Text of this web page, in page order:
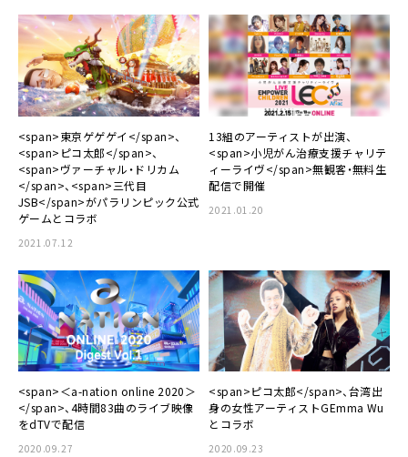
<span>東京ゲゲゲイ</span>、
<span>ピコ太郎</span>、
<span>ヴァーチャル・ドリカム
</span>、<span>三代目
JSB</span>がパラリンピック公式
ゲームとコラボ
2021.07.12
13組のアーティストが出演、
<span>小児がん治療支援チャリテ
ィーライヴ</span>無観客・無料生
配信で開催
2021.01.20
<span>＜a-nation online 2020＞
</span>、4時間83曲のライブ映像
をdTVで配信
2020.09.27
<span>ピコ太郎</span>、台湾出
身の女性アーティストGEmma Wu
とコラボ
2020.09.23